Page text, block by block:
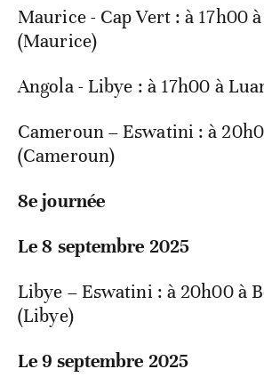
Maurice - Cap Vert : à 17h00
(Maurice)
Angola - Libye : à 17h00 à
Cameroun – Eswatini : à
(Cameroun)
8e journée
Le 8 septembre 2025
Libye – Eswatini : à 20h00 à
(Libye)
Le 9 septembre 2025